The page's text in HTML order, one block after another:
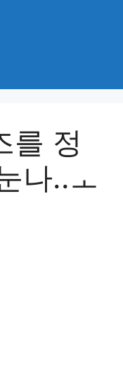
를 정
나..ㅗ